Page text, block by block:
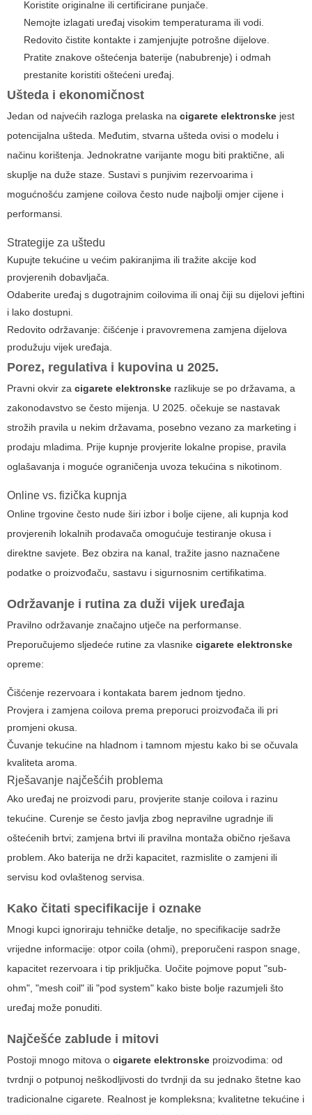
Koristite originalne ili certificirane punjače.
Nemojte izlagati uređaj visokim temperaturama ili vodi.
Redovito čistite kontakte i zamjenjujte potrošne dijelove.
Pratite znakove oštećenja baterije (nabubrenje) i odmah
prestanite koristiti oštećeni uređaj.
Ušteda i ekonomičnost
Jedan od najvećih razloga prelaska na cigarete elektronske jest
potencijalna ušteda. Međutim, stvarna ušteda ovisi o modelu i
načinu korištenja. Jednokratne varijante mogu biti praktične, ali
skuplje na duže staze. Sustavi s punjivim rezervoarima i
mogućnošću zamjene coilova često nude najbolji omjer cijene i
performansi.
Strategije za uštedu
Kupujte tekućine u većim pakiranjima ili tražite akcije kod
provjerenih dobavljača.
Odaberite uređaj s dugotrajnim coilovima ili onaj čiji su dijelovi jeftini
i lako dostupni.
Redovito održavanje: čišćenje i pravovremena zamjena dijelova
produžuju vijek uređaja.
Porez, regulativa i kupovina u 2025.
Pravni okvir za cigarete elektronske razlikuje se po državama, a
zakonodavstvo se često mijenja. U 2025. očekuje se nastavak
strožih pravila u nekim državama, posebno vezano za marketing i
prodaju mladima. Prije kupnje provjerite lokalne propise, pravila
oglašavanja i moguće ograničenja uvoza tekućina s nikotinom.
Online vs. fizička kupnja
Online trgovine često nude širi izbor i bolje cijene, ali kupnja kod
provjerenih lokalnih prodavača omogućuje testiranje okusa i
direktne savjete. Bez obzira na kanal, tražite jasno naznačene
podatke o proizvođaču, sastavu i sigurnosnim certifikatima.
Održavanje i rutina za duži vijek uređaja
Pravilno održavanje značajno utječe na performanse.
Preporučujemo sljedeće rutine za vlasnike cigarete elektronske
opreme:
Čišćenje rezervoara i kontakata barem jednom tjedno.
Provjera i zamjena coilova prema preporuci proizvođača ili pri
promjeni okusa.
Čuvanje tekućine na hladnom i tamnom mjestu kako bi se očuvala
kvaliteta aroma.
Rješavanje najčešćih problema
Ako uređaj ne proizvodi paru, provjerite stanje coilova i razinu
tekućine. Curenje se često javlja zbog nepravilne ugradnje ili
oštećenih brtvi; zamjena brtvi ili pravilna montaža obično rješava
problem. Ako baterija ne drži kapacitet, razmislite o zamjeni ili
servisu kod ovlaštenog servisa.
Kako čitati specifikacije i oznake
Mnogi kupci ignoriraju tehničke detalje, no specifikacije sadrže
vrijedne informacije: otpor coila (ohmi), preporučeni raspon snage,
kapacitet rezervoara i tip priključka. Uočite pojmove poput "sub-
ohm", "mesh coil" ili "pod system" kako biste bolje razumjeli što
uređaj može ponuditi.
Najčešće zablude i mitovi
Postoji mnogo mitova o cigarete elektronske proizvodima: od
tvrdnji o potpunoj neškodljivosti do tvrdnji da su jednako štetne kao
tradicionalne cigarete. Realnost je kompleksna; kvalitetne tekućine i